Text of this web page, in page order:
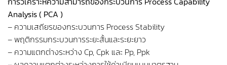
Analysis ( PCA )
– ความเสถียรของกระบวนการ Process Stability
– พฤติกรรมกระบวนการระยะสั้นและระยะยาว
– ความแตกต่างระหว่าง Cp, Cpk และ Pp, Ppk